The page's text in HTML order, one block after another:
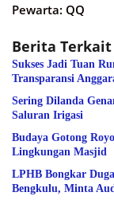
Pewarta: QQ
Berita Terkait
Sukses Jadi Tuan
Transparansi
Sering Dilanda
Saluran Irigasi
Budaya Gotong
Lingkungan Masjid
LPHB Bongkar
Bengkulu, Minta